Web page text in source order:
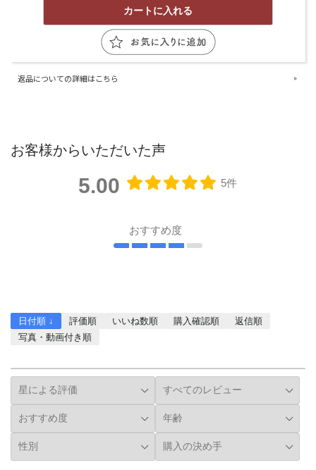
返品についての詳細はこちら
お客様からいただいた声
5.00 5件
おすすめ度
日付順 ↓ 評価順 いいね数順 購入確認順
返信順
写真・動画付き順